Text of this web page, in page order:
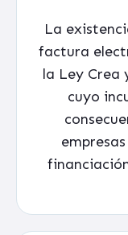
La
factura
la Ley Crea
cuyo